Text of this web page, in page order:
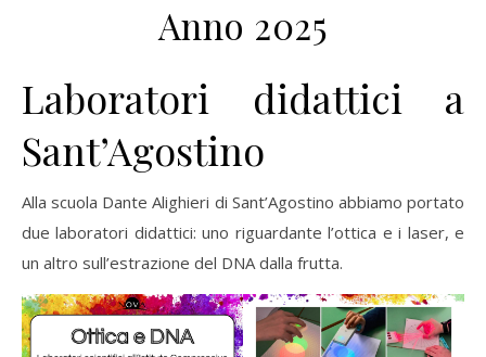
Anno 2025
Laboratori didattici a
Sant’Agostino
Alla scuola Dante Alighieri di Sant’Agostino abbiamo portato
due laboratori didattici: uno riguardante l’ottica e i laser, e
un altro sull’estrazione del DNA dalla frutta.